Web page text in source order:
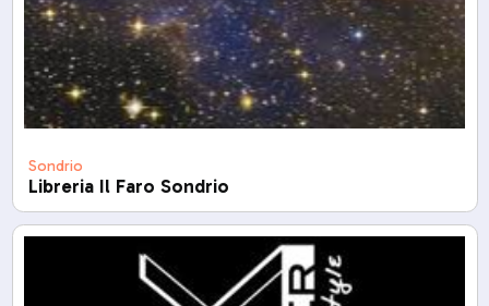
Sondrio
Libreria Il Faro Sondrio